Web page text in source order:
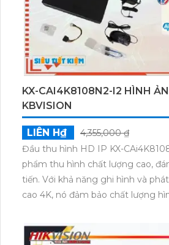
H.265+/H.265/H.264+/H.264. Tóm
là một sự lựa chọn thông minh
giám sát các khu vực đêm khuya.
KX-CAI4K8108N2-I2 HÌNH
KBVISION
LIÊN H₫
4,355,000 ₫
Đầu thu hình HD IP KX-
phẩm thu hình chất lượng cao,
tiến. Với khả năng ghi hình và
cao 4K, nó đảm bảo chất lượng
phép truyền trực tiếp hình ảnh và
internet. Ngoài ra, nó còn có các